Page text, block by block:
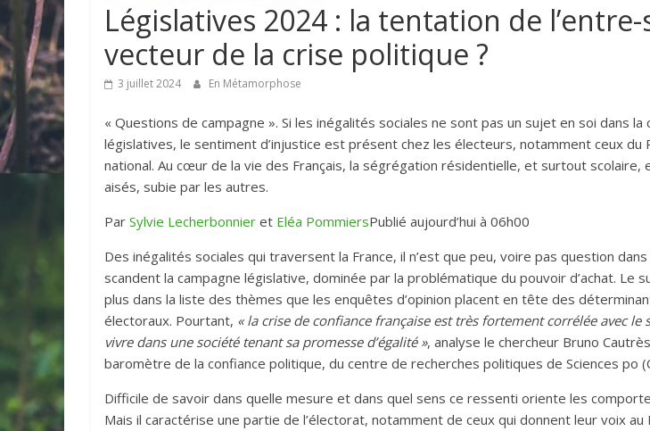
Législatives 2024 : la tentation de
vecteur de la crise politique ?
3 juillet 2024 En Métamorphose
« Questions de campagne ». Si les inégalités sociales ne sont pas un sujet en soi dans la
législatives, le sentiment d’injustice est présent chez les électeurs, notamment ceux du
national. Au cœur de la vie des Français, la ségrégation résidentielle, et surtout scolaire,
aisés, subie par les autres.
Par Sylvie Lecherbonnier et Eléa PommiersPublié aujourd’hui à 06h00
Des inégalités sociales qui traversent la France, il n’est que peu, voire pas question
scandent la campagne législative, dominée par la problématique du pouvoir d’achat. Le
plus dans la liste des thèmes que les enquêtes d’opinion placent en tête des
électoraux. Pourtant, « la crise de confiance française est très fortement corrélée avec le
vivre dans une société tenant sa promesse d’égalité », analyse le chercheur Bruno
baromètre de la confiance politique, du centre de recherches politiques de Sciences po
Difficile de savoir dans quelle mesure et dans quel sens ce ressenti oriente les
Mais il caractérise une partie de l’électorat, notamment de ceux qui donnent leur voix